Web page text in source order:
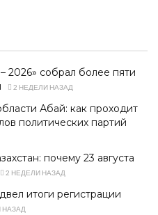
2026» собрал более пяти
2 НЕДЕЛИ НАЗАД
Абай: как проходит
политических партий
почему 23 августа
2 НЕДЕЛИ НАЗАД
итоги регистрации
НАЗАД